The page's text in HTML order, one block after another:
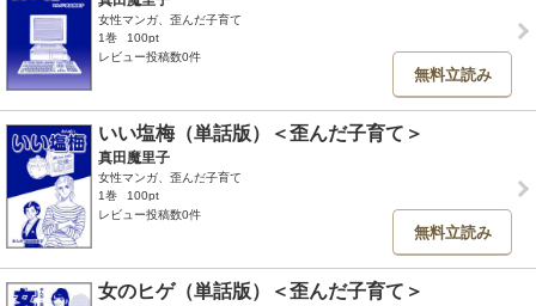
女性マンガ、歪んだ子育て
1巻
100pt
レビュー投稿数0件
無料立読み
いい塩梅（単話版）＜歪んだ子育て＞
真田魔里子
女性マンガ、歪んだ子育て
1巻
100pt
レビュー投稿数0件
無料立読み
女のヒゲ（単話版）＜歪んだ子育て＞